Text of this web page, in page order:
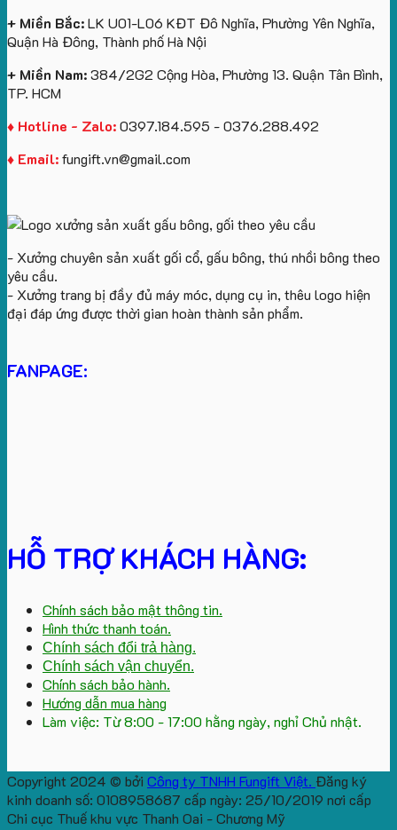
+ Miền Bắc:LK U01-L06 KĐT Đô Nghĩa, Phường Yên Nghĩa,
Quận Hà Đông, Thành phố Hà Nội
+ Miền Nam:384/2G2 Cộng Hòa, Phường 13. Quận Tân Bình,
TP. HCM
♦ Hotline - Zalo:0397.184.595 - 0376.288.492
♦ Email:fungift.vn@gmail.com
- Xưởng chuyên sản xuất gối cổ, gấu bông, thú nhồi bông theo
yêu cầu.
- Xưởng trang bị đầy đủ máy móc, dụng cụ in, thêu logo hiện
đại đáp ứng được thời gian hoàn thành sản phẩm.
FANPAGE:
HỖ TRỢ KHÁCH HÀNG:
Chính sách bảo mật thông tin.
Hình thức thanh toán.
Chính sách đổi trả hàng.
Chính sách vận chuyển.
Chính sách bảo hành.
Hướng dẫn mua hàng
Làm việc: Từ 8:00 - 17:00 hằng ngày, nghỉ Chủ nhật.
Copyright 2024 © bởi Công ty TNHH Fungift Việt. Đăng ký
kinh doanh số: 0108958687 cấp ngày: 25/10/2019 nơi cấp
Chi cục Thuế khu vực Thanh Oai - Chương Mỹ